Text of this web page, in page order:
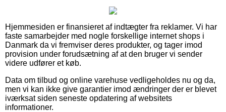
Hjemmesiden er finansieret af indtægter fra reklamer. Vi har
faste samarbejder med nogle forskellige internet shops i
Danmark da vi fremviser deres produkter, og tager imod
provision under forudsætning af at den bruger vi sender
videre udfører et køb.
Data om tilbud og online varehuse vedligeholdes nu og da,
men vi kan ikke give garantier imod ændringer der er blevet
iværksat siden seneste opdatering af websitets
informationer.